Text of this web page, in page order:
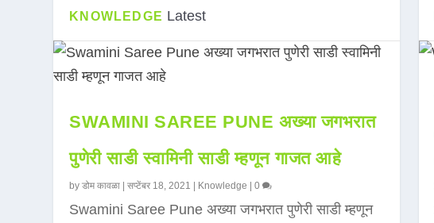
KNOWLEDGE Latest
SWAMINI SAREE PUNE अख्या जगभरात
पुणेरी साडी स्वामिनी साडी म्हणून गाजत आहे
byडोम कावळा |सप्टेंबर 18, 2021 Knowledge |0
Swamini Saree Pune अख्या जगभरात पुणेरी साडी म्हणून